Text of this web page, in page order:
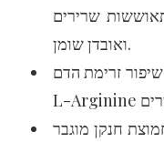
שרירים
ואובדן שומן.
זרימת הדם,
חנקן מוגבר